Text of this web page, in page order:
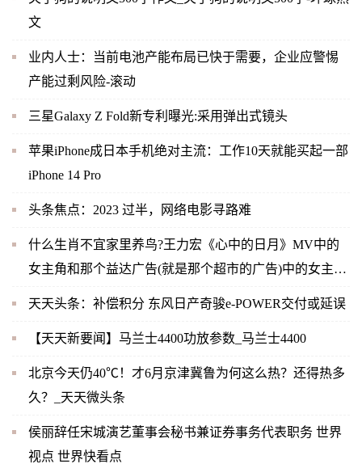
文
业内人士：当前电池产能布局已快于需要，企业应警惕
产能过剩风险-滚动
三星Galaxy Z Fold新专利曝光:采用弹出式镜头
苹果iPhone成日本手机绝对主流：工作10天就能买起一部
iPhone 14 Pro
头条焦点：2023 过半，网络电影寻路难
什么生肖不宜家里养鸟?王力宏《心中的日月》MV中的
女主角和那个益达广告(就是那个超市的广告)中的女主角
天天头条：补偿积分 东风日产奇骏e-POWER交付或延误
【天天新要闻】马兰士4400功放参数_马兰士4400
北京今天仍40℃！才6月京津冀鲁为何这么热？还得热多
久？_天天微头条
侯丽辞任宋城演艺董事会秘书兼证券事务代表职务 世界
视点 世界快看点